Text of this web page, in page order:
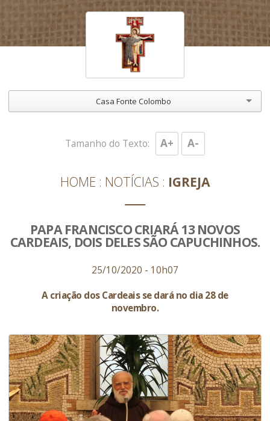
Casa Fonte Colombo
HOME NOTÍCIAS IGREJA
Tamanho do Texto: A+ A-
PAPA FRANCISCO CRIARÁ 13 NOVOS
CARDEAIS, DOIS DELES SÃO CAPUCHINHOS.
25/10/2020 - 10h07
A criação dos Cardeais se dará no dia 28 de
novembro.